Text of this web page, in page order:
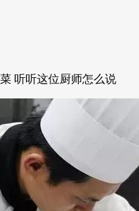
听听这位厨师怎么说